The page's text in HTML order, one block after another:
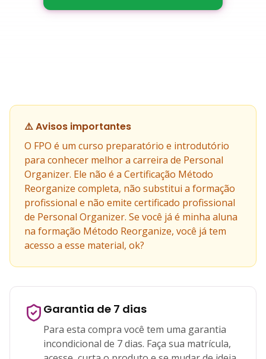
⚠️ Avisos importantes
O FPO é um curso preparatório e introdutório
para conhecer melhor a carreira de Personal
Organizer. Ele não é a Certificação Método
Reorganize completa, não substitui a formação
profissional e não emite certificado profissional
de Personal Organizer. Se você já é minha aluna
na formação Método Reorganize, você já tem
acesso a esse material, ok?
Garantia de 7 dias
Para esta compra você tem uma garantia
incondicional de 7 dias. Faça sua matrícula,